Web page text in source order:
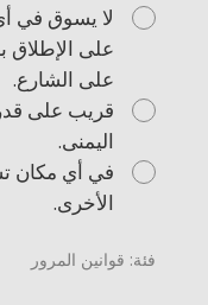
لا يسوق في
على الإطلاق
على الشارع.
قريب على
اليمنى.
في أي مكان
الأخرى.
فئة: قوانين المرور